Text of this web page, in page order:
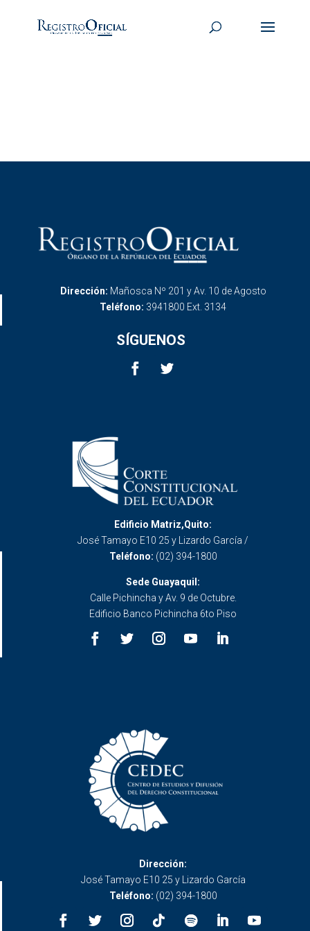
Dirección: Mañosca Nº 201 y Av. 10 de Agosto
Teléfono: 3941800 Ext. 3134
SÍGUENOS
Edificio Matriz,Quito:
José Tamayo E10 25 y Lizardo García /
Teléfono: (02) 394-1800
Sede Guayaquil:
Calle Pichincha y Av. 9 de Octubre.
Edificio Banco Pichincha 6to Piso
Dirección:
José Tamayo E10 25 y Lizardo García
Teléfono: (02) 394-1800